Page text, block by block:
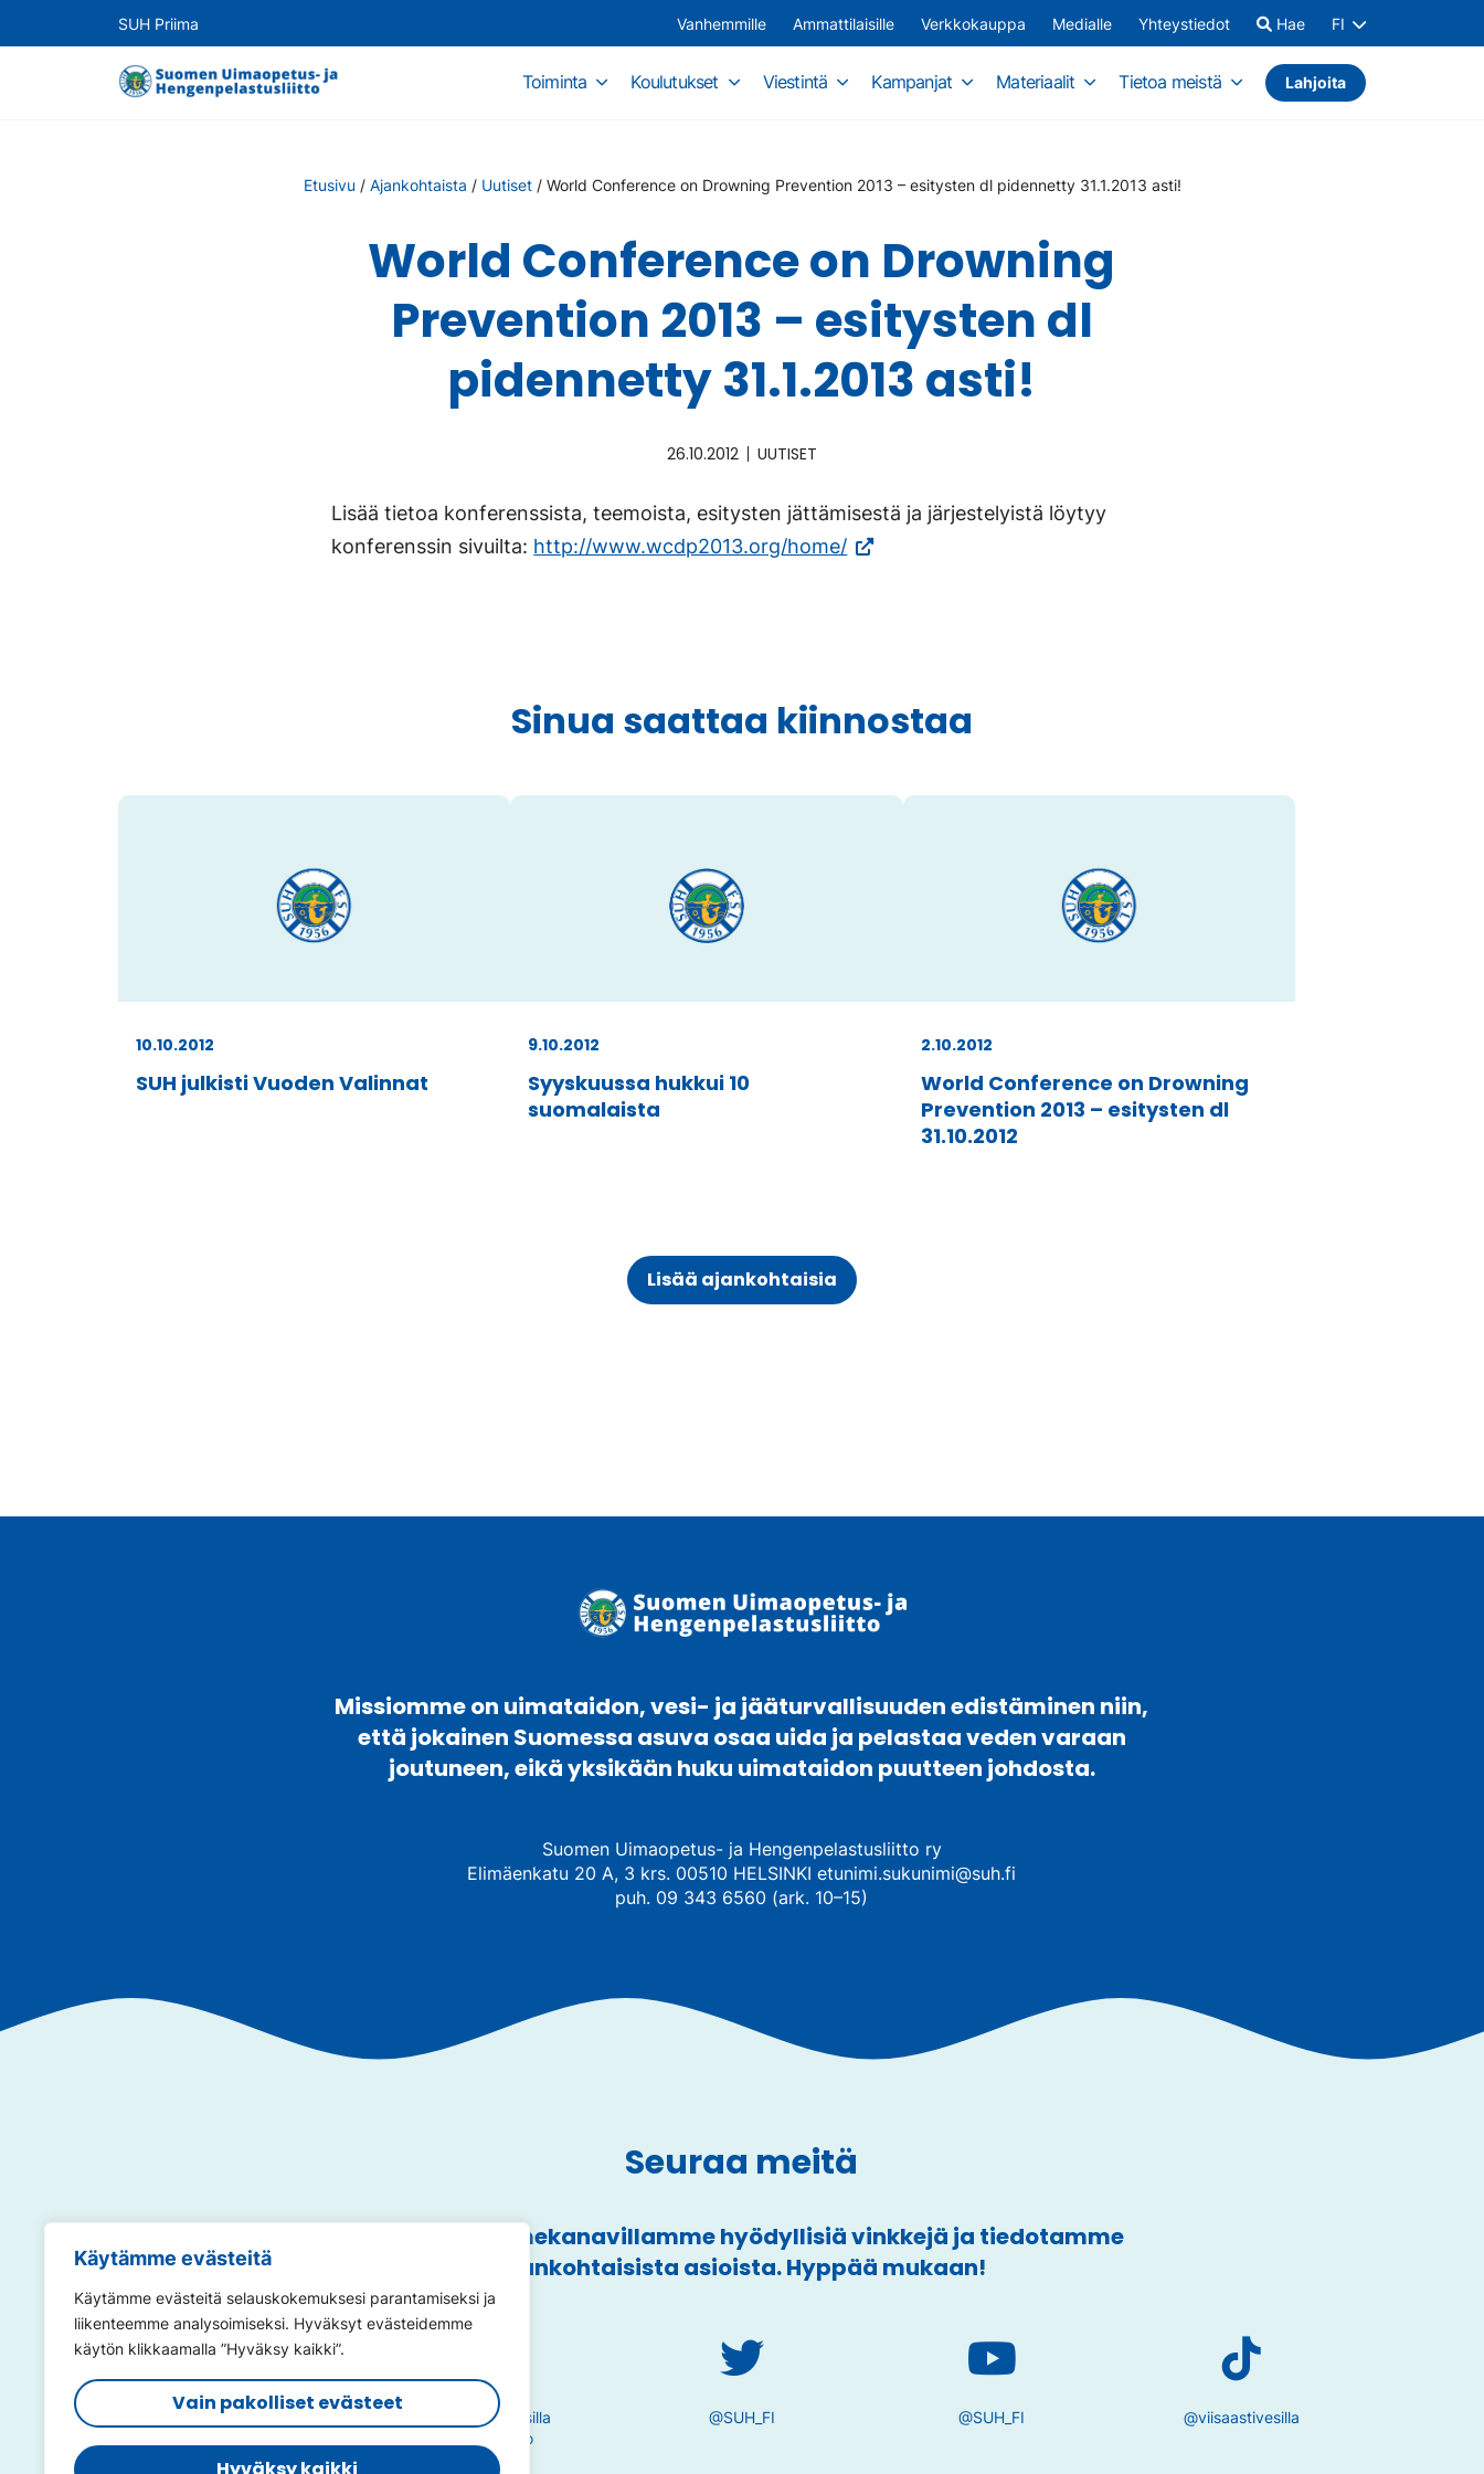
Käytämme evästeitä
Käytämme evästeitä selauskokemuksesi parantamiseksi ja
liikenteemme analysoimiseksi. Hyväksyt evästeidemme
käytön klikkaamalla ”Hyväksy kaikki”.
Vain pakolliset evästeet
SUH Priima Vanhemmille Ammattilaisille Verkkokauppa Medialle Yhteystiedot Hae FI
Toiminta Koulutukset Viestintä Kampanjat Materiaalit Tietoa meistä Lahjoita
Etusivu / Ajankohtaista / Uutiset/ World Conference on Drowning Prevention 2013 – esitysten dl pidennetty 31.1.2013 asti!
World Conference on Drowning
Prevention 2013 – esitysten dl
pidennetty 31.1.2013 asti!
26.10.2012 UUTISET
Lisää tietoa konferenssista, teemoista, esitysten jättämisestä ja järjestelyistä löytyy
konferenssin sivuilta: http://www.wcdp2013.org/home/(Vieraile
uuteen
Sinua saattaa kiinnostaa
10.10.2012
SUH julkisti Vuoden Valinnat
9.10.2012
Syyskuussa hukkui 10
suomalaista
2.10.2012
World Conference on Drowning
Prevention 2013 – esitysten dl
31.10.2012
Lisää ajankohtaisia
Missiomme on uimataidon, vesi- ja jääturvallisuuden edistäminen niin,
että jokainen Suomessa asuva osaa uida ja pelastaa veden varaan
joutuneen, eikä yksikään huku uimataidon puutteen johdosta.
Suomen Uimaopetus- ja Hengenpelastusliitto ry
Elimäenkatu 20 A, 3 krs. 00510 HELSINKI etunimi.sukunimi@suh.fi
puh. 09 343 6560 (ark. 10–15)
Seuraa meitä
Annamme somekanavillamme hyödyllisiä vinkkejä ja tiedotamme
ajankohtaisista asioista. Hyppää mukaan!
@viisaastivesilla
@viisaastivesilla
@uimataito
@SUH_FI @SUH_FI @viisaastivesilla